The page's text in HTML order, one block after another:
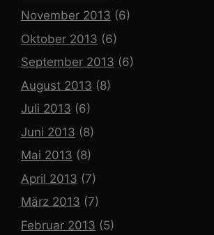
November 2013 (6)
Oktober 2013 (6)
September 2013 (6)
August 2013 (8)
Juli 2013 (6)
Juni 2013 (8)
Mai 2013 (8)
April 2013 (7)
März 2013 (7)
Februar 2013 (5)